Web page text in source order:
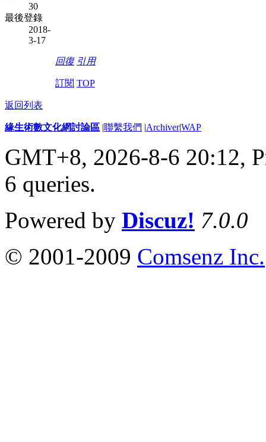
30
最後登錄
2018-
3-17
回復 引用
訂閱 TOP
返回列表
緣生術數文化網討論區 |聯繫我們 |Archiver|WAP
GMT+8, 2026-8-6 20:12,
6 queries.
Powered by Discuz! 7.0.0
© 2001-2009 Comsenz Inc.